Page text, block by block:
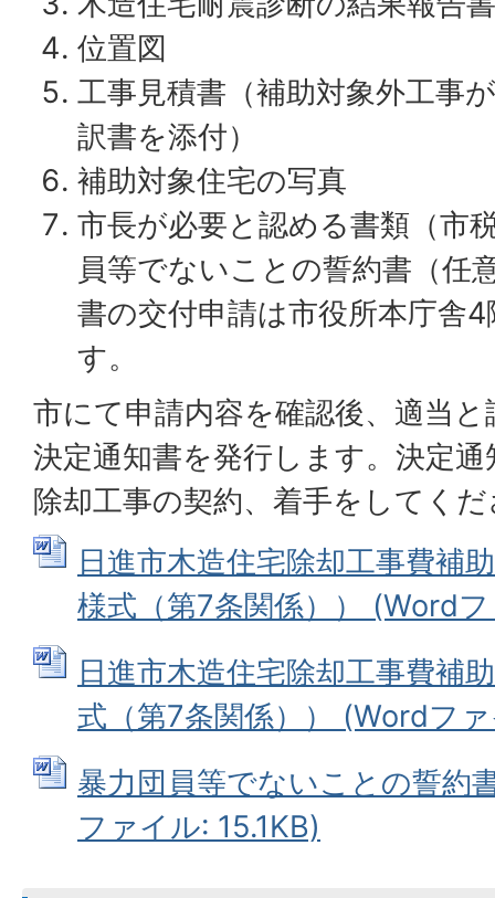
位置図
工事見積書（補助対象外工事
訳書を添付）
補助対象住宅の写真
市長が必要と認める書類（市
員等でないことの誓約書（任
書の交付申請は市役所本庁舎
す。
市にて申請内容を確認後、適当
決定通知書を発行します。決定
除却工事の契約、着手をしてく
日進市木造住宅除却工事費補
様式（第7条関係）） (Word
日進市木造住宅除却工事費補
式（第7条関係）） (Wordフ
暴力団員等でないことの誓約
ファイル: 15.1KB)